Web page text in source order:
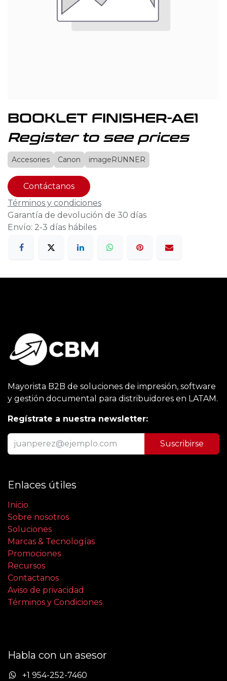
BOOKLET FINISHER-AE1
Register to see prices
Accesories Canon imageRUNNER
Contáctanos
Términos y condiciones
Garantía de devolución de 30 días
Envío: 2-3 días hábiles
Mayorista B2B de soluciones de impresión, software
y gestión documental para distribuidores en LATAM.
Regístrate a nuestra newsletter:
Suscribirse
Enlaces útiles
Inicio
Sobre nosotros
Soluciones
Marcas & Tecnologías
Promociones
Recursos
Contactanos
Aviso de privacidad
Términos y Condiciones
Habla con un asesor
+1 954-252-7460